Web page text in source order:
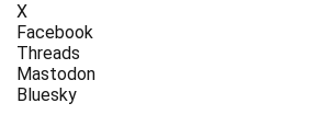
X
Facebook
Threads
Mastodon
Bluesky